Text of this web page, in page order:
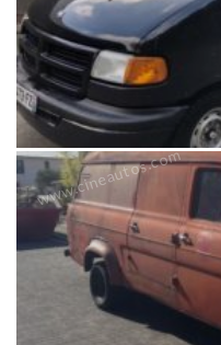
www.cineautos.com